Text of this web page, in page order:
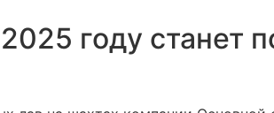
году станет